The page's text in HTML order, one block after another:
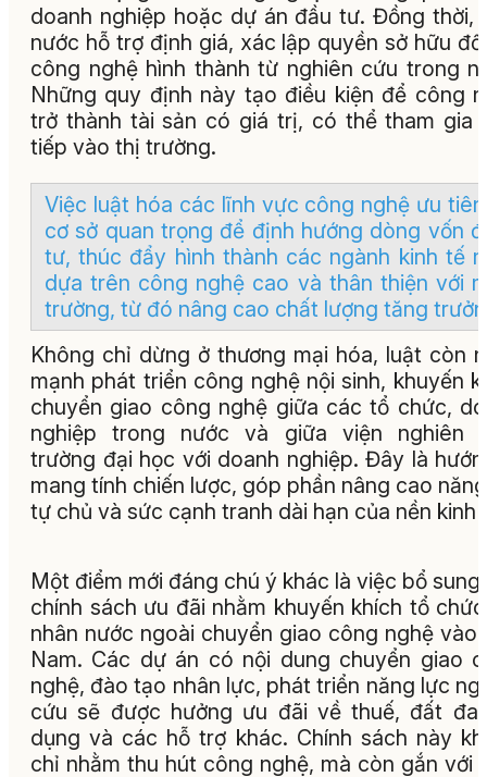
doanh nghiệp hoặc dự án đầu tư. Đồng thời,
nước hỗ trợ định giá, xác lập quyền sở hữu
công nghệ hình thành từ nghiên cứu trong
Những quy định này tạo điều kiện để công
trở thành tài sản có giá trị, có thể tham gia
tiếp vào thị trường.
Việc luật hóa các lĩnh vực công nghệ ưu
cơ sở quan trọng để định hướng dòng vốn
tư, thúc đẩy hình thành các ngành kinh tế
dựa trên công nghệ cao và thân thiện với
trường, từ đó nâng cao chất lượng tăng
Không chỉ dừng ở thương mại hóa, luật còn
mạnh phát triển công nghệ nội sinh, khuyến
chuyển giao công nghệ giữa các tổ chức,
nghiệp trong nước và giữa viện nghiên
trường đại học với doanh nghiệp. Đây là
mang tính chiến lược, góp phần nâng cao
tự chủ và sức cạnh tranh dài hạn của nền kinh
Một điểm mới đáng chú ý khác là việc bổ sung
chính sách ưu đãi nhằm khuyến khích tổ
nhân nước ngoài chuyển giao công nghệ vào
Nam. Các dự án có nội dung chuyển giao
nghệ, đào tạo nhân lực, phát triển năng lực
cứu sẽ được hưởng ưu đãi về thuế, đất
dụng và các hỗ trợ khác. Chính sách này
chỉ nhằm thu hút công nghệ, mà còn gắn với